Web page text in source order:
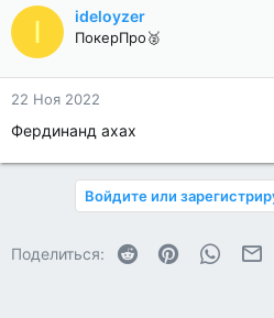
I ideloyzer
ПокерПро🥈
22 Ноя 2022
Фердинанд ахах
Войдите или
Поделиться: Reddit Pinterest